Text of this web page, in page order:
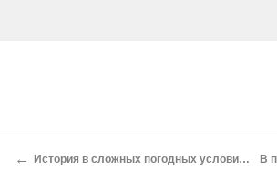
← История в сложных погодных условиях